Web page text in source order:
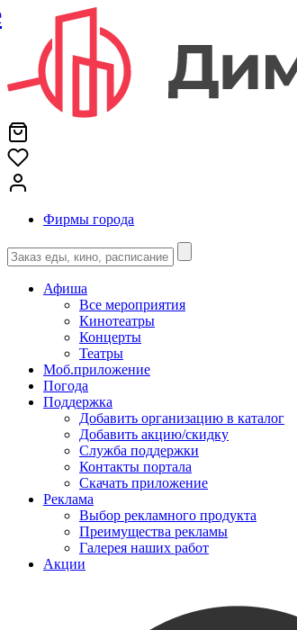
Фирмы города
Афиша
Все мероприятия
Кинотеатры
Концерты
Театры
Моб.приложение
Погода
Поддержка
Добавить организацию в каталог
Добавить акцию/скидку
Служба поддержки
Контакты портала
Скачать приложение
Реклама
Выбор рекламного продукта
Преимущества рекламы
Галерея наших работ
Акции